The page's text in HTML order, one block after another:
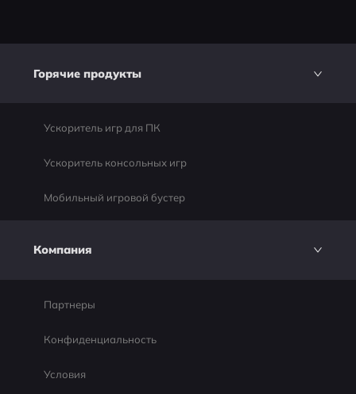
Горячие продукты
Ускоритель игр для ПК
Ускоритель консольных игр
Мобильный игровой бустер
Компания
Партнеры
Конфиденциальность
Условия